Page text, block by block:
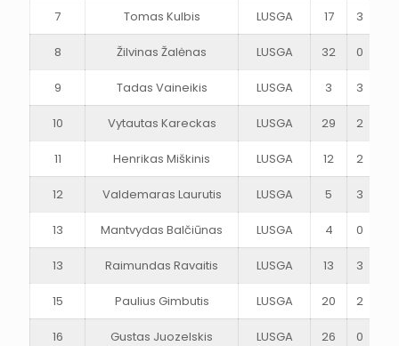
7 Tomas Kulbis LUSGA 17 3
8 Žilvinas Žalėnas LUSGA 32 0
9 Tadas Vaineikis LUSGA 3 3
10 Vytautas Kareckas LUSGA 29 2
11 Henrikas Miškinis LUSGA 12 2
12 Valdemaras Laurutis LUSGA 5 3
13 Mantvydas Balčiūnas LUSGA 4 0
13 Raimundas Ravaitis LUSGA 13 3
15 Paulius Gimbutis LUSGA 20 2
16 Gustas Juozelskis LUSGA 26 0